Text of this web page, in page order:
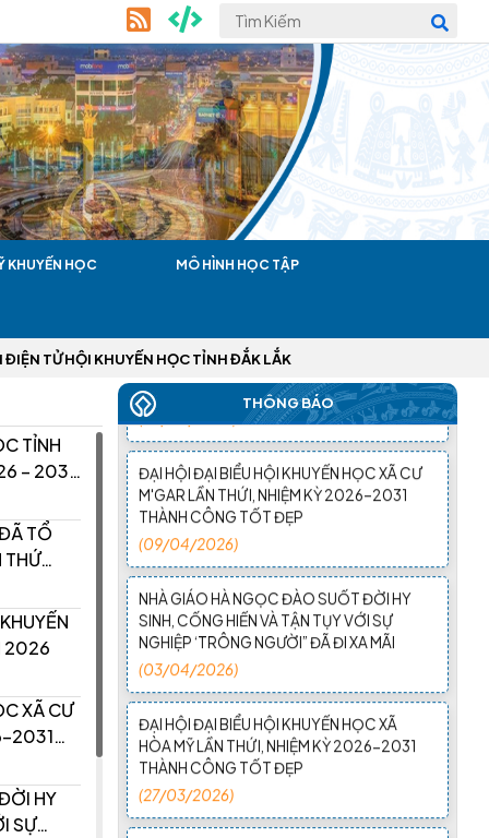
KHUYẾN HỌC MÔ HÌNH HỌC TẬP
HỌC TỈNH ĐẮK LẮK
TỈNH
TỔ
2026
XÃ CƯ
HY
THÔNG BÁO
ĐẠI HỘI ĐẠI BIỂU HỘI KHUYẾN HỌC TỈNH
ĐẮK LẮK LẦN THỨ I, NHIỆM KỲ 2026 – 2031
ĐÃ THÀNH CÔNG RẤT TỐT ĐẸP
(22/06/2026)
THÁNG NĂM, NHIỀU HKH CẤP XÃ ĐÃ TỔ
CHỨC THÀNH CÔNG ĐẠI HỘI LẦN THỨ
NHẤT, NHIỆM KỲ 2026 - 2031
(28/05/2026)
(24/04/2026)
ĐẠI HỘI ĐẠI BIỂU HỘI KHUYẾN HỌC XÃ CƯ
M'GAR LẦN THỨ I, NHIỆM KỲ 2026–2031
THÀNH CÔNG TỐT ĐẸP
(09/04/2026)
NHÀ GIÁO HÀ NGỌC ĐÀO SUỐT ĐỜI HY
SINH, CỐNG HIẾN VÀ TẬN TỤY VỚI SỰ
NGHIỆP ‘TRÔNG NGƯỜI” ĐÃ ĐI XA MÃI
(03/04/2026)
ĐẠI HỘI ĐẠI BIỂU HỘI KHUYẾN HỌC XÃ
HÒA MỸ LẦN THỨ I, NHIỆM KỲ 2026-2031
THÀNH CÔNG TỐT ĐẸP
(27/03/2026)
Đại hội Đại biểu Hội Khuyến học phường
Tân An Lần thứ I, nhiệm kỳ 2026-2031
thành công tốt đẹp